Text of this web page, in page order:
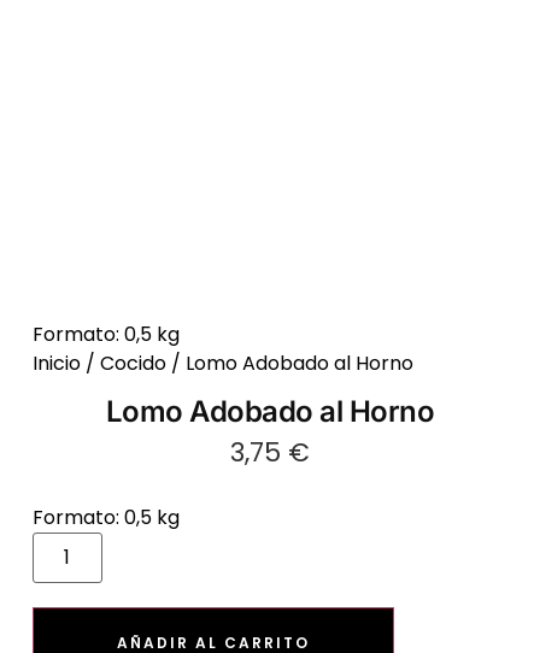
Formato: 0,5 kg
Inicio/ Cocido/ Lomo Adobado al Horno
Lomo Adobado al Horno
3,75 €
Formato: 0,5 kg
AÑADIR AL CARRITO